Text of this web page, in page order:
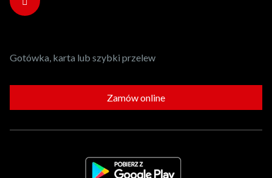
Gotówka, karta lub szybki przelew
Zamów online